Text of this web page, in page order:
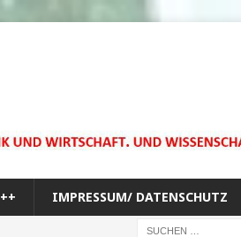
++ IMPRESSUM/ DATENSCHUTZ